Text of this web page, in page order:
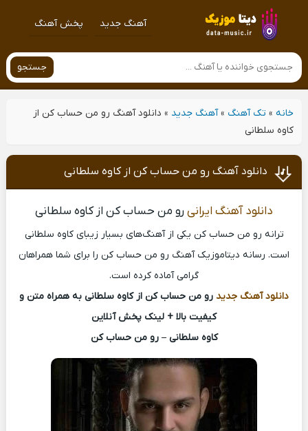
آهنگ جدید پخش آهنگ
جستجو
خانه» تک آهنگ »آهنگ جدید » دانلود آهنگ رو من حساب کن از
کاوه سلطانی
دانلود آهنگ رو من حساب کن از کاوه سلطانی
دانلود آهنگ ایرانی رو من حساب کن از کاوه سلطانی
ترانه رو من حساب کن یکی از آهنگ‌های بسیار زیبای کاوه سلطانی
است. رسانه دیتاموزیک آهنگ رو من حساب کن را برای شما همراهان
گرامی آماده کرده است.
دانلود آهنگ جدید رو من حساب کن از کاوه سلطانی به همراه متن و
کیفیت بالا + لینک پخش آنلاین
کاوه سلطانی – رو من حساب کن